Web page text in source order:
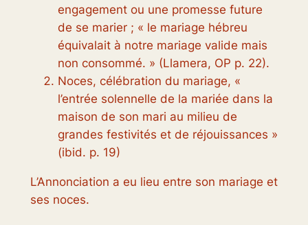
engagement ou une promesse future
de se marier ; « le mariage hébreu
équivalait à notre mariage valide mais
non consommé. » (Llamera, OP p. 22).
Noces, célébration du mariage, «
l’entrée solennelle de la mariée dans la
maison de son mari au milieu de
grandes festivités et de réjouissances »
(ibid. p. 19)
L’Annonciation a eu lieu entre son mariage et
ses noces.